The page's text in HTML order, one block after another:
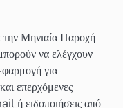
Μηνιαία Παροχή
να ελέγχουν
για
επερχόμενες
ή ειδοποιήσεις από